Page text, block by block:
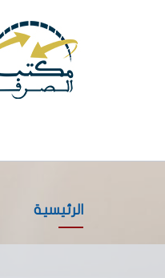
الرئيسية